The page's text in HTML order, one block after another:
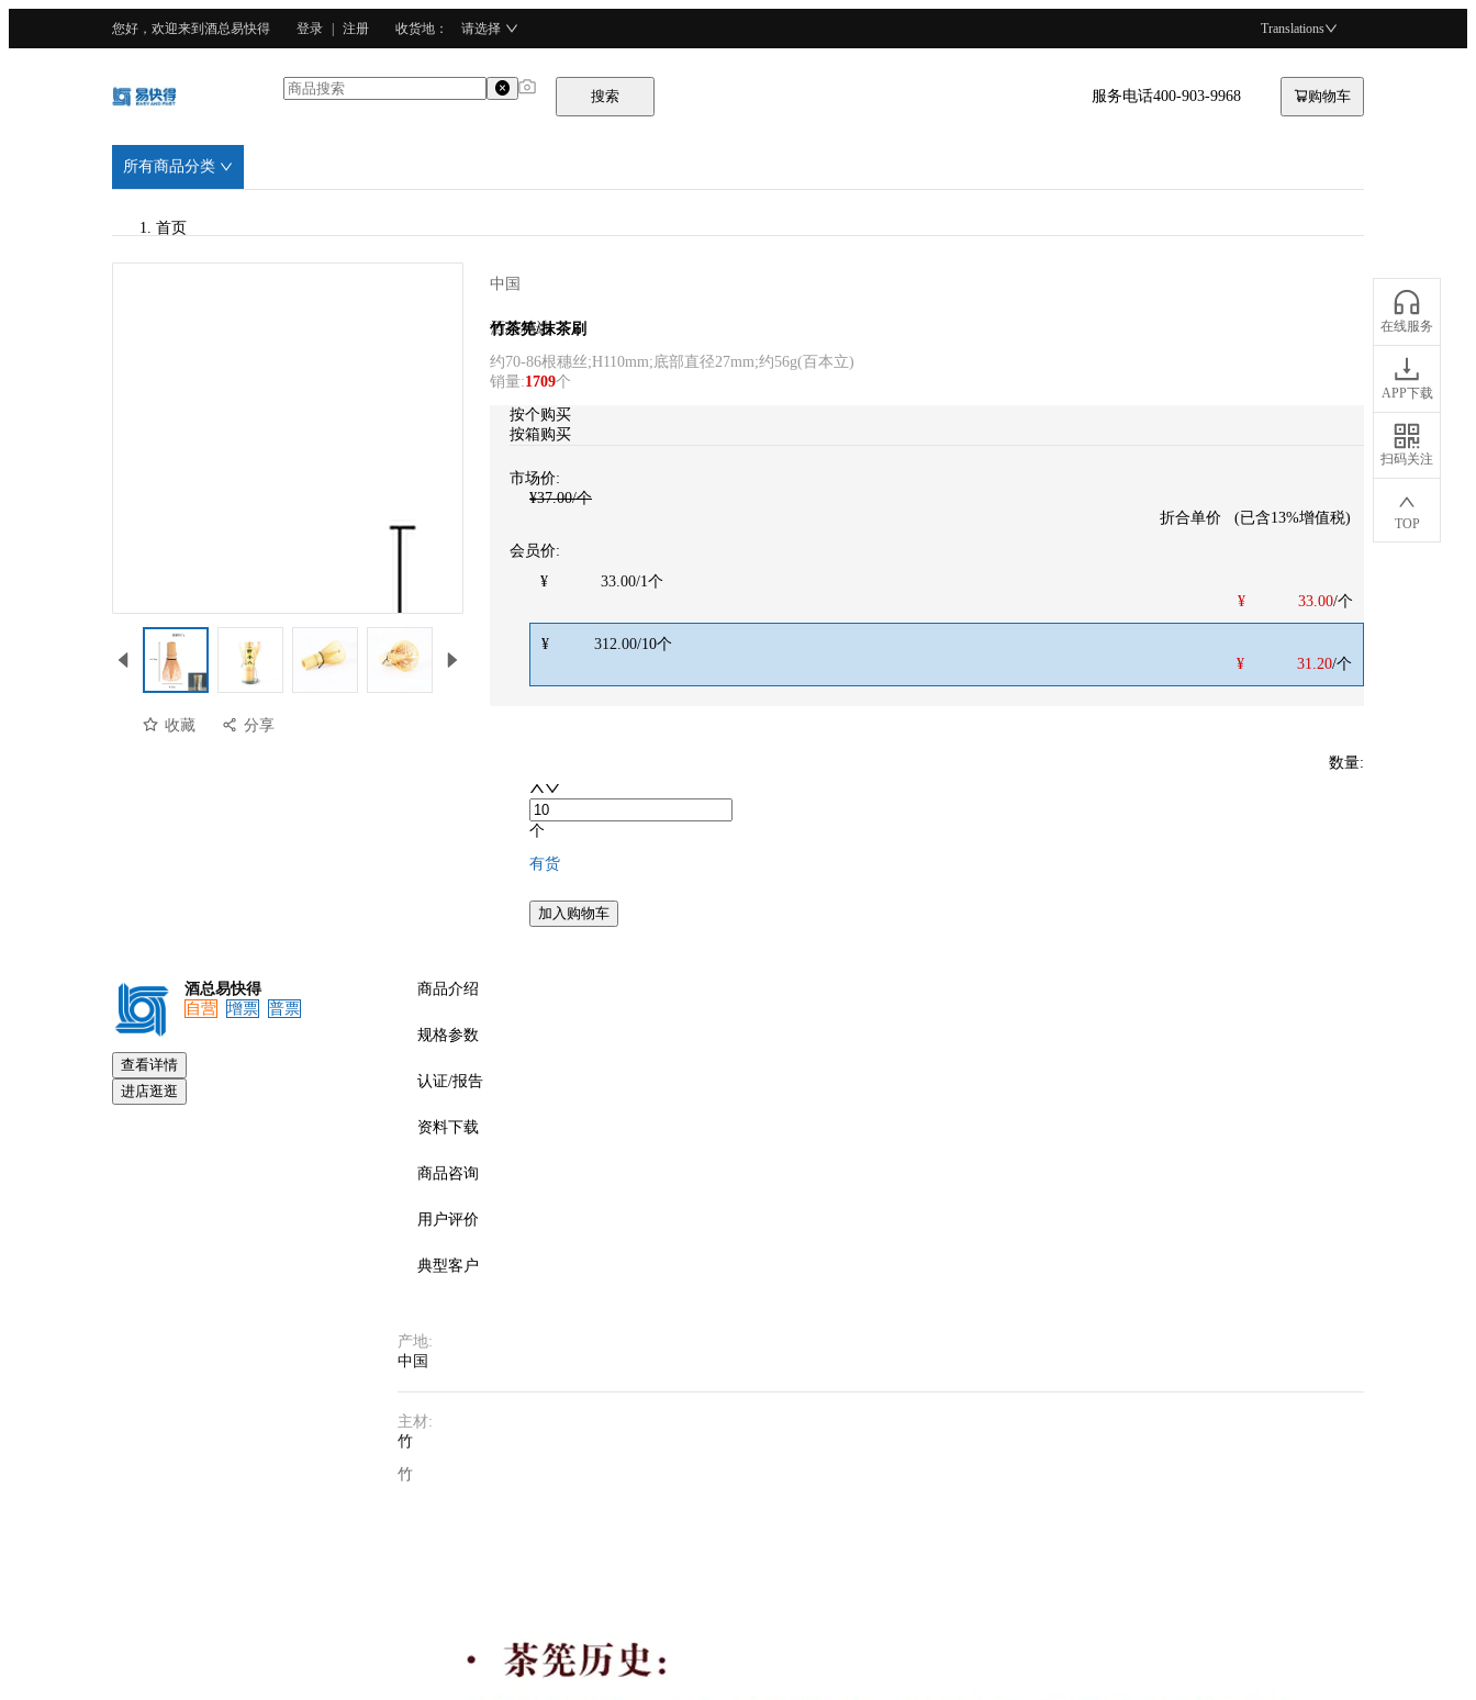
您好，欢迎来到酒总易快得 登录 注册 收货地 ： 请选择 Translations
搜索 服务电话400-903-9968 购物车
所有商品分类
在线服务
APP下载
扫码关注
TOP
首页
收藏 分享
中国
酒总精选
竹茶筅/抹茶刷
约70-86根穗丝;H110mm;底部直径27mm;约56g( 百本立)
销量:1709个
按个购买
按箱购买
市场价:
¥37.00/个
折合单价
(已含13%增值税)
会员价:
¥
33.00/1个
¥
33.00/个
¥ 312.00/10个
¥
31.20/个
数量:
个
有货
加入购物车
酒总易快得
自营
增票 普票
查看详情
进店逛逛
商品介绍
规格参数
认证/报告
资料下载
商品咨询
用户评价
典型客户
产地:
中国
主材:
竹
竹